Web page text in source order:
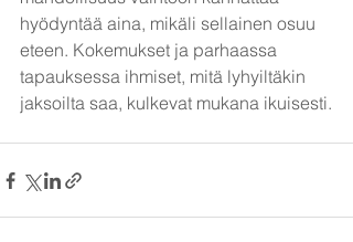
hyödyntää aina, mikäli sellainen osuu
eteen. Kokemukset ja parhaassa
tapauksessa ihmiset, mitä lyhyiltäkin
jaksoilta saa, kulkevat mukana ikuisesti.